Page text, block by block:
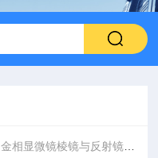
金相显微镜棱镜与反射镜的调整方法分享